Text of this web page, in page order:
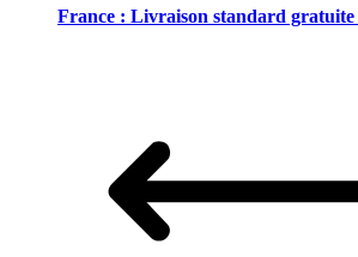
France : Livraison standard gratuite